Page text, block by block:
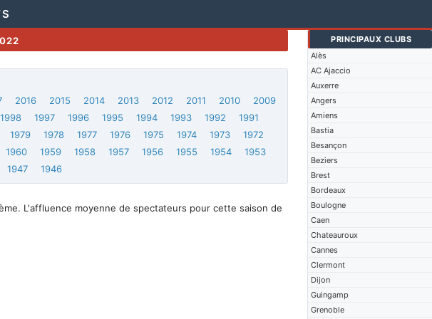
PRINCIPAUX CLUBS
Alès
AC Ajaccio
Auxerre
Angers
Amiens
Bastia
Besançon
Beziers
Brest
Bordeaux
Boulogne
Caen
Chateauroux
Cannes
Clermont
Dijon
Guingamp
Grenoble
2016 2015 2014 2013 2012 2011 2010
2009
1998 1997 1996 1995 1994 1993 1992
1991
1979 1978 1977 1976 1975 1974 1973
1972
1960 1959 1958 1957 1956 1955 1954
1953
1947 1946
L'affluence moyenne de spectateurs pour cette saison de